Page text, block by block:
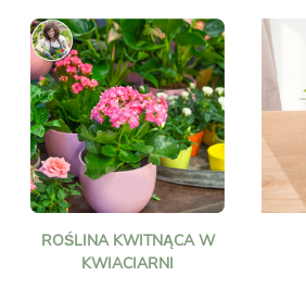
ROŚLINA KWITNĄCA W
KWIACIARNI